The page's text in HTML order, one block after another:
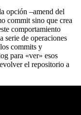
opción –amend del
commit sino que crea
comportamiento
serie de operaciones
commits y
para «ver» esos
el repositorio a